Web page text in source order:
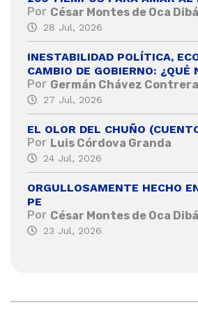
Por César Montes de Oca
28 Jul, 2026
INESTABILIDAD POLÍTICA,
CAMBIO DE GOBIERNO: ¿QUÉ
Por Germán Chávez
27 Jul, 2026
EL OLOR DEL CHUÑO
Por Luis Córdova Granda
24 Jul, 2026
ORGULLOSAMENTE HECHO
PE
Por César Montes de Oca
23 Jul, 2026